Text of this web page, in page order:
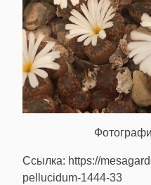
Ссылка: https://
pellucidum-1444-33